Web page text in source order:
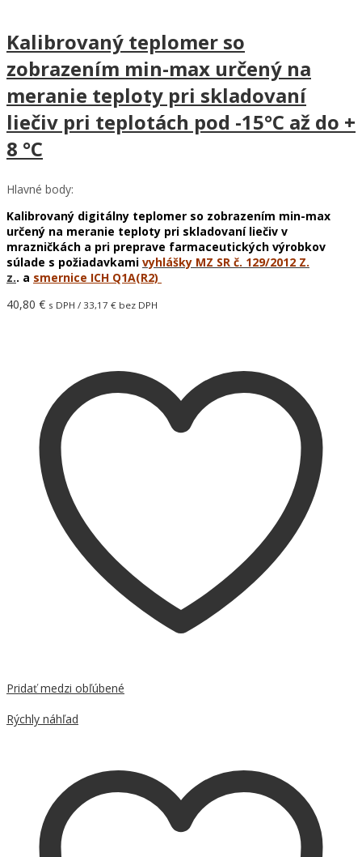
Kalibrovaný teplomer so
zobrazením min-max určený na
meranie teploty pri skladovaní
liečiv pri teplotách pod -15°C až do +
8 °C
Hlavné body:
Kalibrovaný digitálny teplomer so zobrazením min-max
určený na meranie teploty pri skladovaní liečiv v
mrazničkách a pri preprave farmaceutických výrobkov
súlade s požiadavkami vyhlášky MZ SR č. 129/2012 Z.
z.. a smernice ICH Q1A(R2)
40,80 € s DPH / 33,17 € bez DPH
Pridať medzi obľúbené
Rýchly náhľad